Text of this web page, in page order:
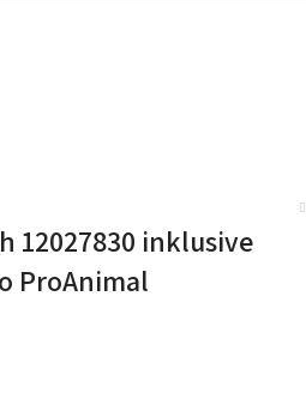
12027830 inklusive
ProAnimal